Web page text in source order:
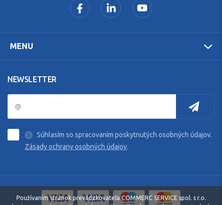
MENU
NEWSLETTER
Súhlasím so spracovaním poskytnutých osobných údajov.
Zásady ochrany osobných údajov.
Používaním stránok prevádzkovateľa COMMERC SERVICE spol. s r.o.